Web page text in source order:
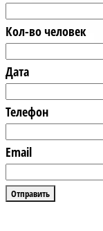
Кол-во человек
Дата
Телефон
Email